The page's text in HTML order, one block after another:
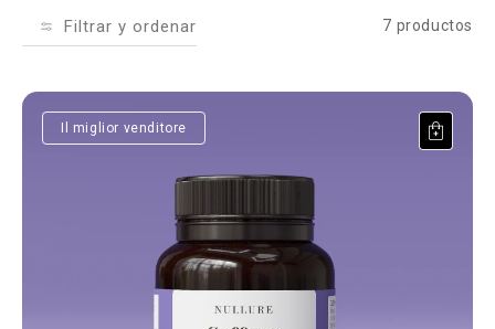
Filtrar y ordenar 7 productos
Saffron affron®
Il miglior venditore